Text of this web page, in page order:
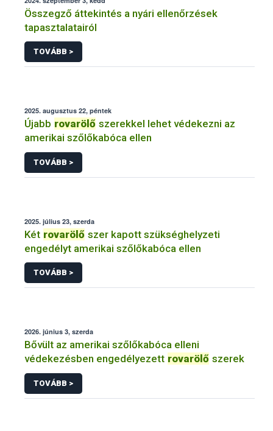
Összegző áttekintés a nyári ellenőrzések
tapasztalatairól
TOVÁBB >
2025. augusztus 22, péntek
Újabb rovarölő szerekkel lehet védekezni az
amerikai szőlőkabóca ellen
TOVÁBB >
2025. július 23, szerda
Két rovarölő szer kapott szükséghelyzeti
engedélyt amerikai szőlőkabóca ellen
TOVÁBB >
2026. június 3, szerda
Bővült az amerikai szőlőkabóca elleni
védekezésben engedélyezett rovarölő szerek
TOVÁBB >